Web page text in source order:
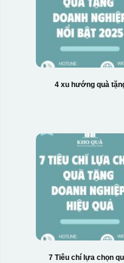
4 xu hướng quà
7 Tiêu chí lựa chọn